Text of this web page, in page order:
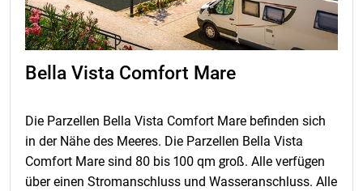
Bella Vista Comfort Mare
Die Parzellen Bella Vista Comfort Mare befinden sich
in der Nähe des Meeres. Die Parzellen Bella Vista
Comfort Mare sind 80 bis 100 qm groß. Alle verfügen
über einen Stromanschluss und Wasseranschluss. Alle